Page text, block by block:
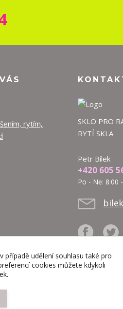
rytím,
SKLO PRO
RYTÍ SKLA
Petr Bílek
+420 605
Po - Ne: 8:00
případě udělení souhlasu také pro
cookies můžete kdykoli